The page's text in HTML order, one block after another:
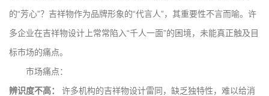
的“芳心”？吉祥物作为品牌形象的“代言人”，其重要性不言而喻。许
多企业在吉祥物设计上常常陷入“千人一面”的困境，未能真正触及目
标市场的痛点。
市场痛点：
辨识度不高：
许多机构的吉祥物设计雷同，缺乏独特性，难以给消